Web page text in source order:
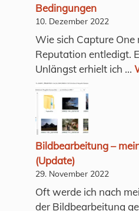
Bedingungen
10. Dezember 2022
Wie sich Capture One
Reputation entledigt.
Unlängst erhielt ich ...
Bildbearbeitung –
(Update)
29. November 2022
Oft werde ich nach
der Bildbearbeitung